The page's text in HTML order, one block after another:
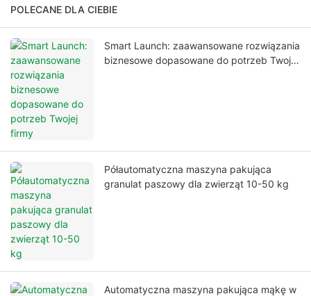
POLECANE DLA CIEBIE
Smart Launch: zaawansowane rozwiązania
biznesowe dopasowane do potrzeb Twojej
Półautomatyczna maszyna pakująca
granulat paszowy dla zwierząt 10-50 kg
Automatyczna maszyna pakująca mąkę w